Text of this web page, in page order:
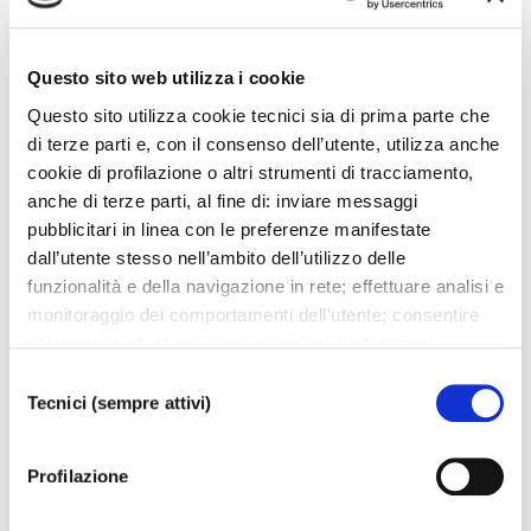
Questo sito web utilizza i cookie
Questo sito utilizza cookie tecnici sia di prima parte che
di terze parti e, con il consenso dell’utente, utilizza anche
cookie di profilazione o altri strumenti di tracciamento,
anche di terze parti, al fine di: inviare messaggi
pubblicitari in linea con le preferenze manifestate
dall’utente stesso nell’ambito dell’utilizzo delle
funzionalità e della navigazione in rete; effettuare analisi e
monitoraggio dei comportamenti dell’utente; consentire
TUTTI”, l’utente acconsente all’uso di tutti i cookie non
tecnici, inclusi quindi quelli di profilazione, analitici e
social. Il consenso è facoltativo e può essere revocato in
qualsiasi momento. Se l’utente desidera modificare le
delTecnici (sempre attivi)
Profilazione
Valentin
MargueriteCarmela Remigio
WagnerWilliam Corrò
SiébelPaola Gardina
Marthe SchwertleinJulie Mellor
VOUCHER
SCARICA COMUNICATO STAMPA